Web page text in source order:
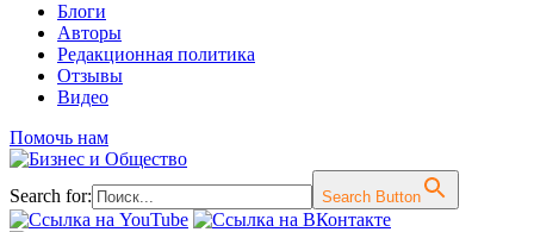
Блоги
Авторы
Редакционная политика
Отзывы
Видео
Помочь нам
Search for: Search Button